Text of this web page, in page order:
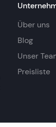
Über uns
Blog
Unser
Preisliste